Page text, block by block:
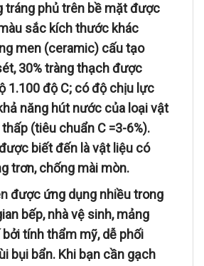
tráng phủ trên bề mặt được
sắc kích thước khác
men (ceramic) cấu tạo
30% tràng thạch được
1.100 độ C; có độ chịu lực
năng hút nước của loại vật
thấp (tiêu chuẩn C =3-6%).
biết đến là vật liệu có
trơn, chống mài mòn.
được ứng dụng nhiều trong
bếp, nhà vệ sinh, mảng
tính thẩm mỹ, dễ phối
bụi bẩn. Khi bạn cần gạch